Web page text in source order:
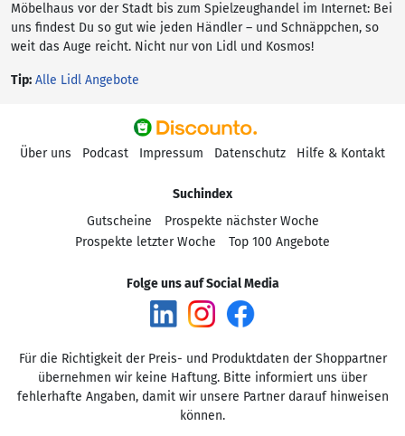
Möbelhaus vor der Stadt bis zum Spielzeughandel im Internet: Bei
uns findest Du so gut wie jeden Händler – und Schnäppchen, so
weit das Auge reicht. Nicht nur von Lidl und Kosmos!
Tip: Alle Lidl Angebote
Über uns Podcast Impressum Datenschutz Hilfe & Kontakt
Suchindex
Gutscheine
Prospekte nächster Woche
Prospekte letzter Woche
Top 100 Angebote
Folge uns auf Social Media
Für die Richtigkeit der Preis- und Produktdaten der Shoppartner
übernehmen wir keine Haftung. Bitte informiert uns über
fehlerhafte Angaben, damit wir unsere Partner darauf hinweisen
können.